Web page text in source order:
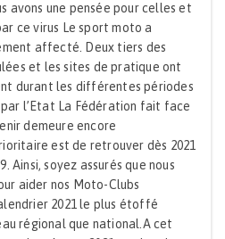
avons une pensée pour celles et
ce virus Le sport moto a
affecté. Deux tiers des
et les sites de pratique ont
durant les différentes périodes
l’Etat La Fédération fait face
demeure encore
est de retrouver dès 2021
Ainsi, soyez assurés que nous
aider nos Moto-Clubs
2021 le plus étoffé
régional que national.A cet